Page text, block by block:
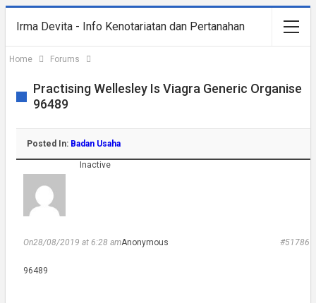
Irma Devita - Info Kenotariatan dan Pertanahan
Home Forums
Practising Wellesley Is Viagra Generic Organise
96489
Posted In: Badan Usaha
Inactive
Anonymous
On28/08/2019 at 6:28 am #51786
96489